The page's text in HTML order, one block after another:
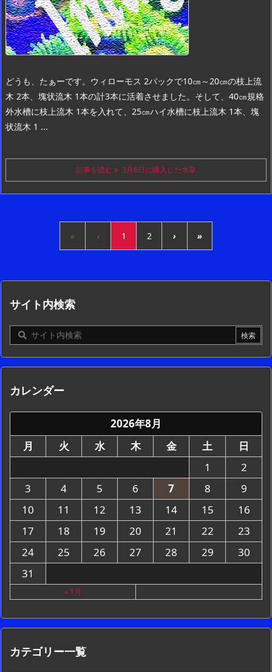
どうも、たぁーです。 ウィローモス 2パックで10㎝～20㎝の枝上流
木 2本、塊状流木 1本の計3本に活着させました。 そして、40㎝規格
外水槽に枝上流木 1本を入れて、25㎝ハイ水槽に枝上流木 1本、塊
状流木 1 ...
記事を読む 3月6日に購入した水草
« ‹ 1 2 › »
サイト内検索
カレンダー
2026年8月
月
火 水 木 金 土
日
1
2
3
4 5 6 7 8
9
10
11 12 13 14 15
16
17
18 19 20 21 22
23
24
25 26 27 28 29
30
31
« 1月
カテゴリー一覧